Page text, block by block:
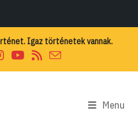
Igaz történetek vannak.
Menu